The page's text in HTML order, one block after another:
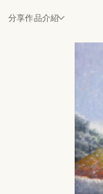
分享作品介紹